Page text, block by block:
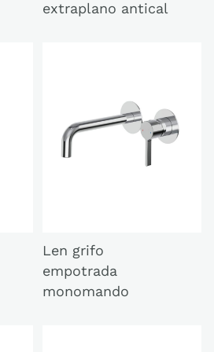
extraplano antical
Len grifo
empotrada
monomando